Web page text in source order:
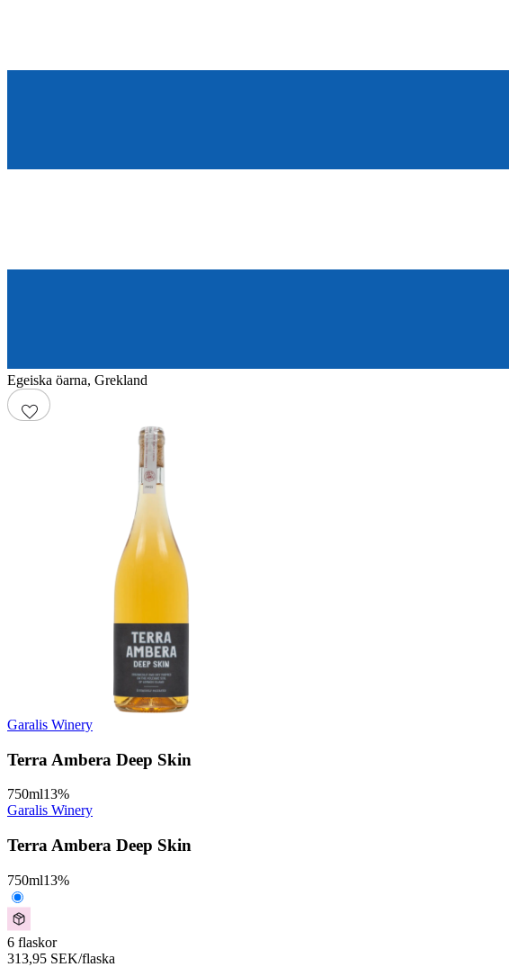
Egeiska öarna, Grekland
Garalis Winery
Terra Ambera Deep Skin
750ml13%
Garalis Winery
Terra Ambera Deep Skin
750ml13%
6 flaskor
313,95 SEK/flaska